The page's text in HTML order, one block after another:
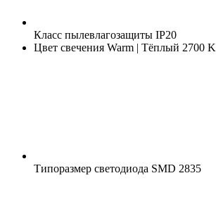
Класс пылевлагозащиты IP20
Цвет свечения Warm | Тёплый 2700 K
Типоразмер светодиода SMD 2835